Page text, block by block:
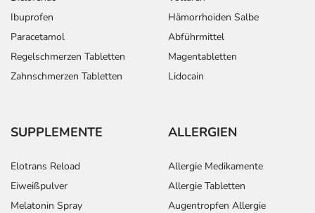
Ibuprofen
Paracetamol
Regelschmerzen Tabletten
Zahnschmerzen Tabletten
Hämorrhoiden Salbe
Abführmittel
Magentabletten
Lidocain
SUPPLEMENTE
Elotrans Reload
Eiweißpulver
Melatonin Spray
ALLERGIEN
Allergie Medikamente
Allergie Tabletten
Augentropfen Allergie